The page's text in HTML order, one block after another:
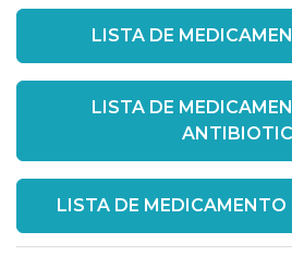
LISTA DE
LISTA DE
LISTA DE MEDICAMENTO